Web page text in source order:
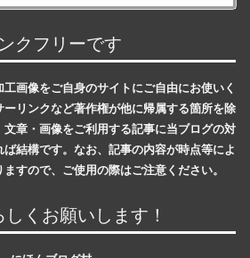
クフリーです
画像をご自身のサイトにご自由にお使いく
リンクなど著作権が他に帰属する箇所を除
文章・画像をご利用する記事に当ブログの対
結構です。なお、記事の内容が時点等によ
すので、ご使用の際はご注意ください。
くお願いします！